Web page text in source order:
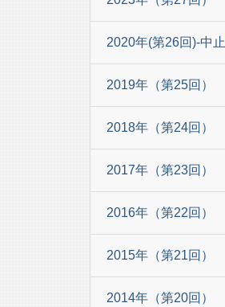
2020年(第26回)-中止
2019年（第25回）
2018年（第24回）
2017年（第23回）
2016年（第22回）
2015年（第21回）
2014年（第20回）